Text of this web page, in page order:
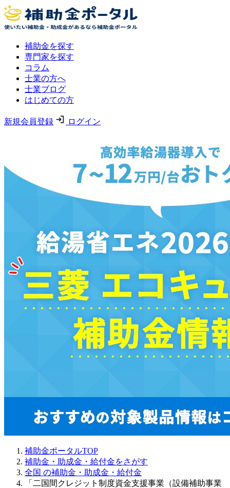
補助金を探す
専門家を探す
コラム
士業の方へ
士業ブログ
はじめての方
新規会員登録 ログイン
補助金ポータルTOP
補助金・助成金・給付金をさがす
全国 の補助金・助成金・給付金
「二国間クレジット制度資金支援事業（設備補助事業